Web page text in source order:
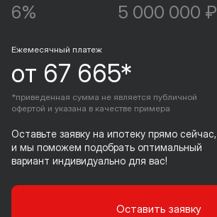
6% 5 000 000 ₽
Ежемесячный платеж
от 67 665*
*приведенная сумма не является публичной
офертой и указана в качестве примера
Оставьте заявку на ипотеку прямо сейчас,
и мы поможем подобрать оптимальный
вариант индивидуально для вас!
Оставить заявку